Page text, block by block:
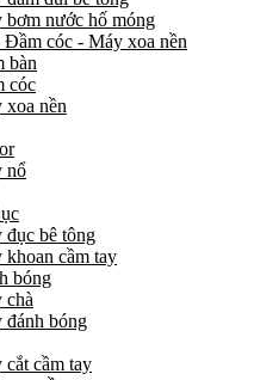
bơm nước hố móng
cóc - Máy xoa nền
bàn
cóc
xoa nền
nổ
đục bê tông
khoan cầm tay
bóng
chà
đánh bóng
cắt cầm tay